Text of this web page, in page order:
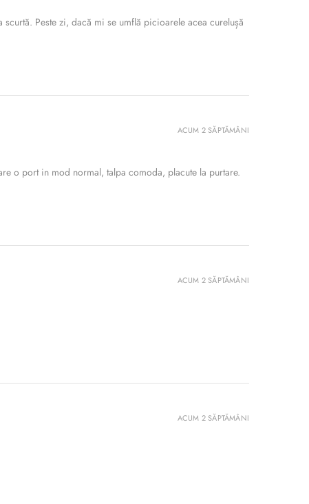
Peste zi, dacă mi se umflă picioarele acea curelușă
o port in mod normal, talpa comoda, placute la purtare.
ACUM 2 SĂPTĂMÂNI
ACUM 2 SĂPTĂMÂNI
ACUM 2 SĂPTĂMÂNI